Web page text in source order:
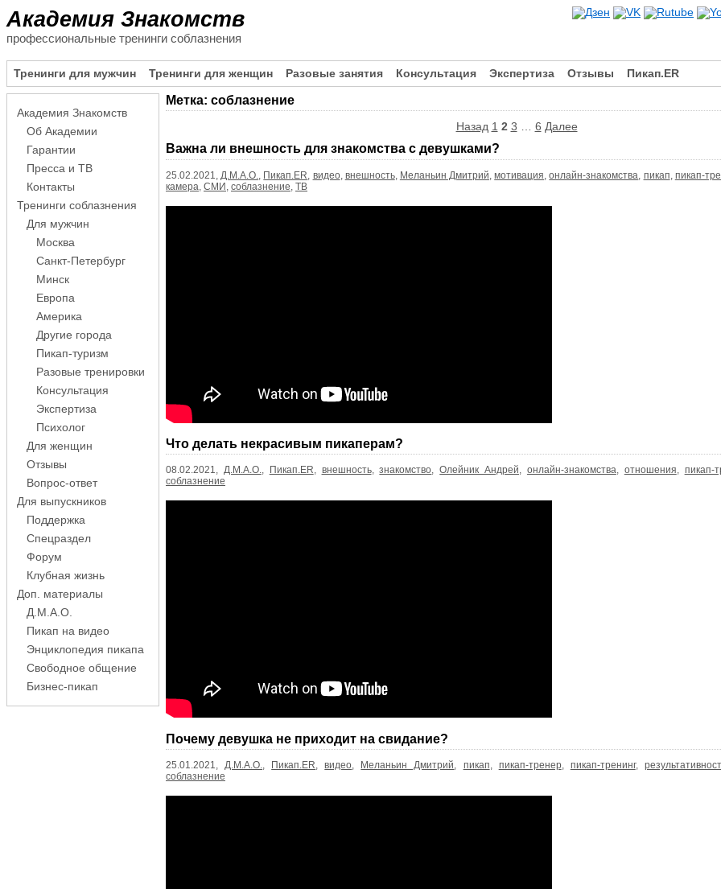
Академия Знакомств
профессиональные тренинги соблазнения
Тренинги для мужчин Тренинги для женщин Разовые занятия Консультация Экспертиза Отзывы Пикап.ER
Метка: соблазнение
записей
Назад 1 2 3 … 6 Далее
Важна ли внешность для знакомства с девушками?
25.02.2021, Д.М.А.О. Пикап.ER видео, внешность, Меланьин Дмитрий ,мотивация ,онлайн-знакомства пикап пикап-
камера СМИ соблазнение ТВ
Что делать некрасивым пикаперам?
08.02.2021, Д.М.А.О., Пикап.ER, внешность,знакомство,Олейник Андрей, онлайн-знакомства, отношения, пикап-
соблазнение
Почему девушка не приходит на свидание?
25.01.2021,Д.М.А.О., Пикап.ER,видео, Меланьин Дмитрий, пикап, пикап-тренер, пикап-тренинг,
соблазнение
Академия Знакомств
Об Академии
Гарантии
Пресса и ТВ
Контакты
Тренинги соблазнения
Для мужчин
Москва
Санкт-Петербург
Минск
Европа
Америка
Другие города
Пикап-туризм
Разовые тренировки
Консультация
Экспертиза
Психолог
Для женщин
Отзывы
Вопрос-ответ
Для выпускников
Поддержка
Спецраздел
Форум
Клубная жизнь
Доп. материалы
Д.М.А.О.
Пикап на видео
Энциклопедия пикапа
Свободное общение
Бизнес-пикап